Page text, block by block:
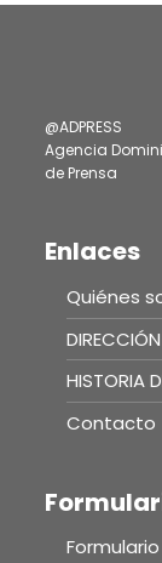
@ADPRESS
Agencia
de Prensa
Enlaces
Quiénes
HISTORIA
Contacto